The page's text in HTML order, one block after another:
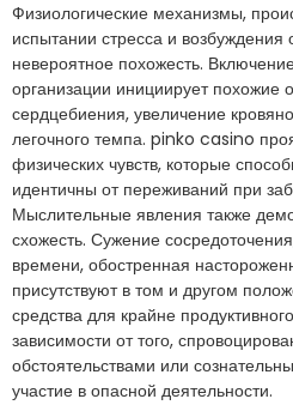
Физиологические механизмы,
испытании стресса и возбуждения
невероятное похожесть.
организации инициирует похожие
сердцебиения, увеличение
легочного темпа. pinko casino
физических чувств, которые
идентичны от переживаний при
Мыслительные явления также
схожесть. Сужение
времени, обостренная
присутствуют в том и другом
средства для крайне
зависимости от того,
обстоятельствами или
участие в опасной деятельности.